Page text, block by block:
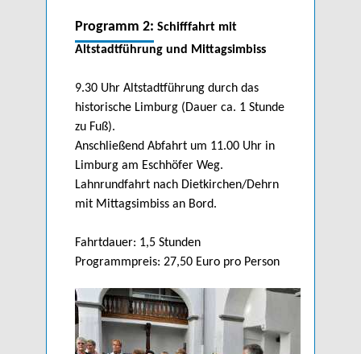
Programm 2: Schifffahrt mit
Altstadtführung und Mittagsimbiss
9.30 Uhr Altstadtführung durch das
historische Limburg (Dauer ca. 1 Stunde
zu Fuß).
Anschließend Abfahrt um 11.00 Uhr in
Limburg am Eschhöfer Weg.
Lahnrundfahrt nach Dietkirchen/Dehrn
mit Mittagsimbiss an Bord.
Fahrtdauer: 1,5 Stunden
Programmpreis: 27,50 Euro pro Person